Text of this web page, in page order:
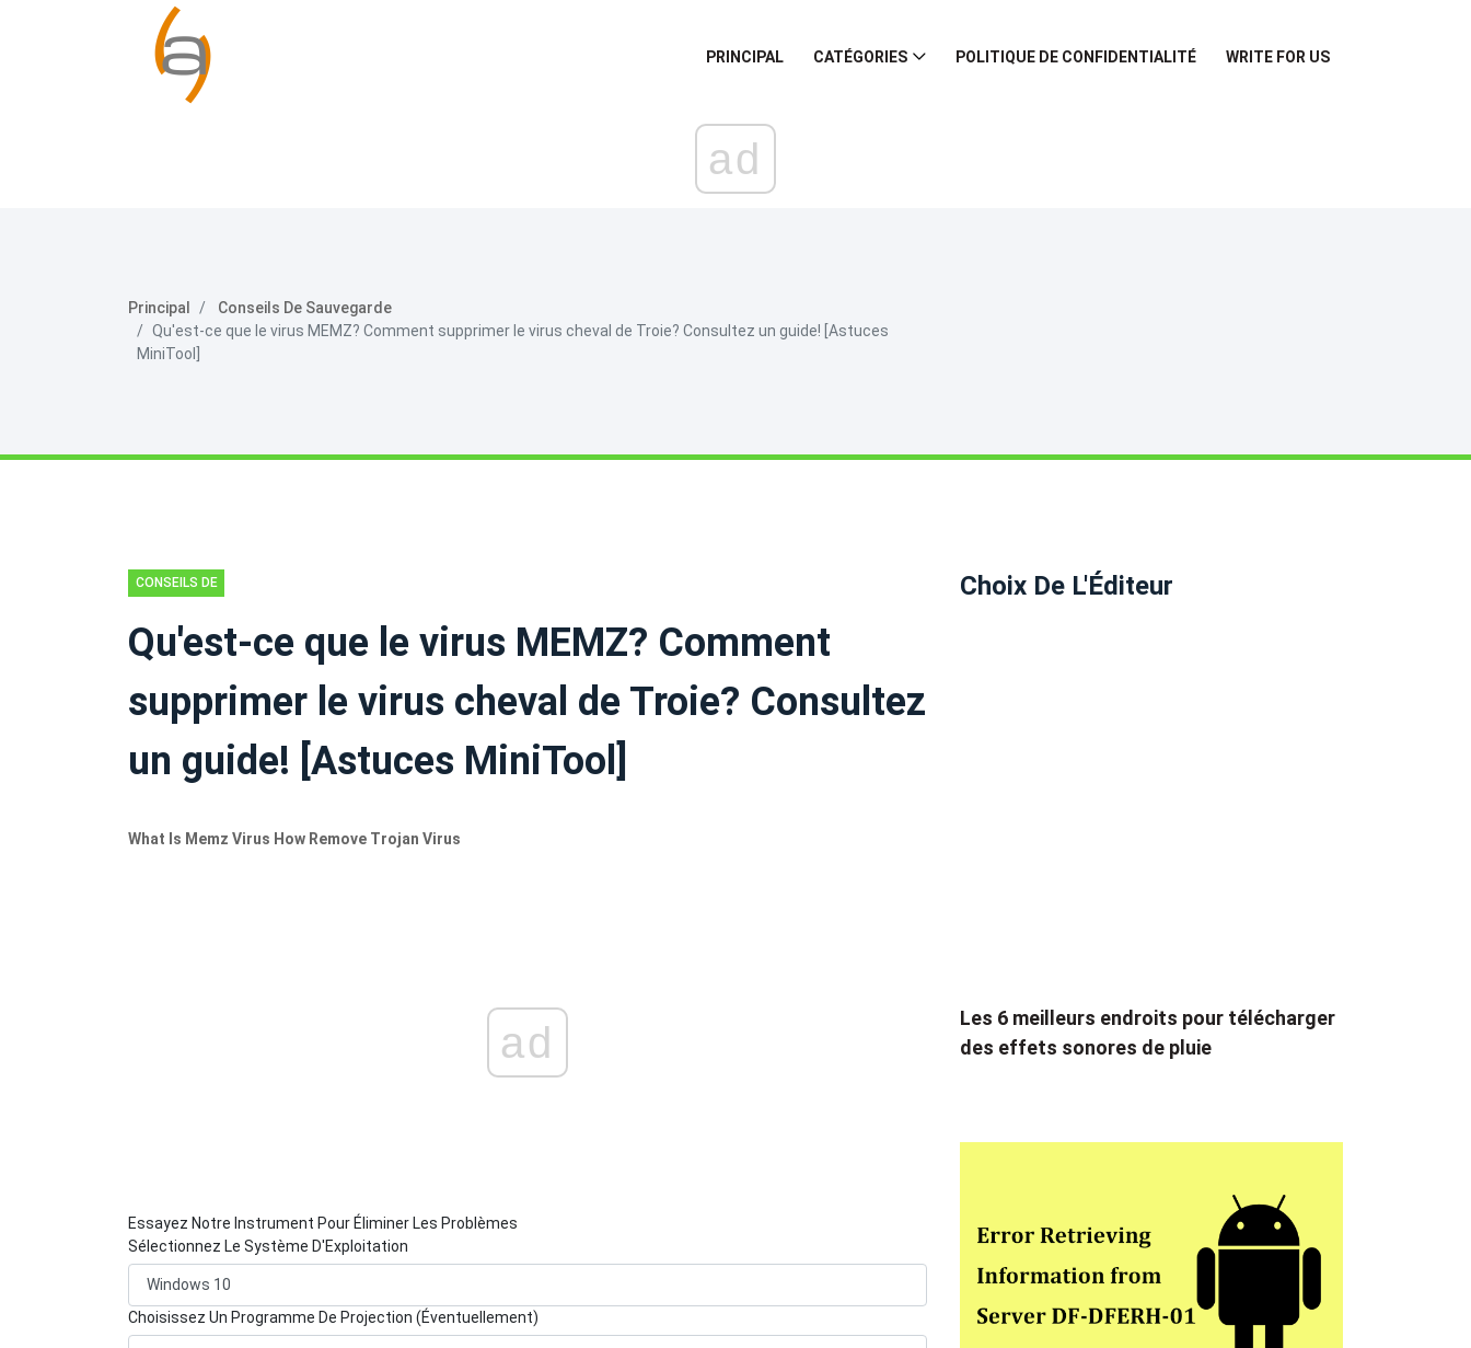
PRINCIPAL CATÉGORIES POLITIQUE DE CONFIDENTIALITÉ WRITE FOR US
ad
Principal
Conseils De Sauvegarde
Qu'est-ce que le virus MEMZ? Comment supprimer le virus cheval de Troie? Consultez un guide! [Astuces
MiniTool]
CONSEILS DE
Qu'est-ce que le virus MEMZ? Comment
supprimer le virus cheval de Troie? Consultez
un guide! [Astuces MiniTool]
What Is Memz Virus How Remove Trojan Virus
ad
Essayez Notre Instrument Pour Éliminer Les Problèmes
Sélectionnez Le Système D'Exploitation
Choisissez Un Programme De Projection (Éventuellement)
Choix De L'Éditeur
Les 6 meilleurs endroits pour télécharger
des effets sonores de pluie